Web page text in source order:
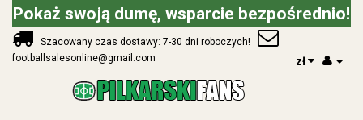
Pokaż swoją dumę, wsparcie bezpośrednio!
Szacowany czas dostawy: 7-30 dni roboczych!
footballsalesonline@gmail.com
zł